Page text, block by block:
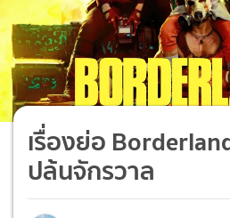
เรื่องย่อ
ปล้นจักรวาล